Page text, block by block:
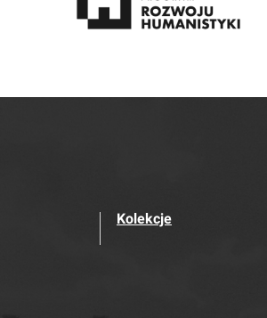
Kolekcje